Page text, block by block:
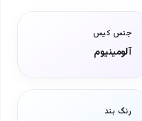
جنس کیس
آلومینیوم
رنگ بند